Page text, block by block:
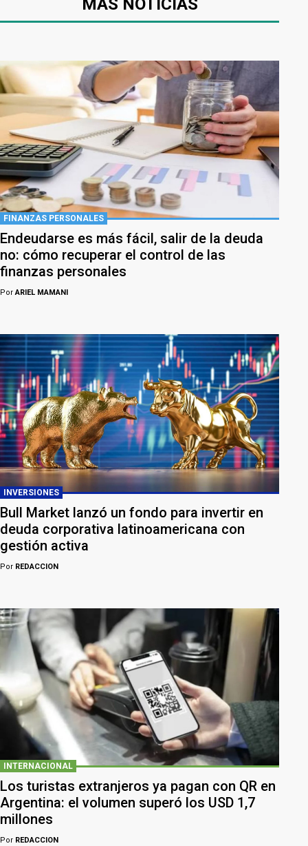
MÁS NOTICIAS
FINANZAS PERSONALES
Endeudarse es más fácil, salir de la deuda
no: cómo recuperar el control de las
finanzas personales
PorARIEL MAMANI
INVERSIONES
Bull Market lanzó un fondo para invertir en
deuda corporativa latinoamericana con
gestión activa
Por REDACCION
INTERNACIONAL
Los turistas extranjeros ya pagan con QR en
Argentina: el volumen superó los USD 1,7
millones
Por REDACCION